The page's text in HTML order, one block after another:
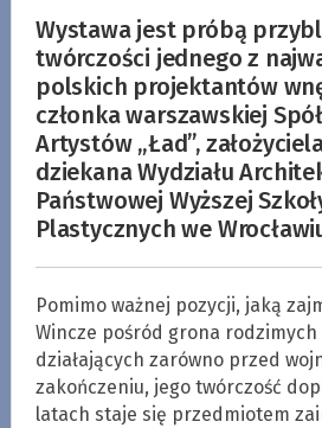
Wystawa jest próbą
twórczości jednego z
polskich projektantów
członka warszawskiej
Artystów „Ład”,
dziekana Wydziału
Państwowej Wyższej
Plastycznych we
Pomimo ważnej pozycji, jaką
Wincze pośród grona rodzimych
działających zarówno przed
zakończeniu, jego twórczość
latach staje się przedmiotem